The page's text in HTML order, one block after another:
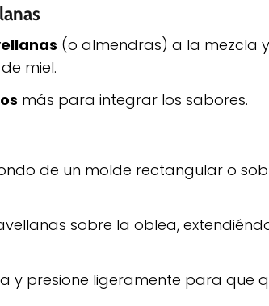
(o almendras) a la mezcla
miel.
más para integrar los sabores.
de un molde rectangular o
sobre la oblea,
y presione ligeramente para que